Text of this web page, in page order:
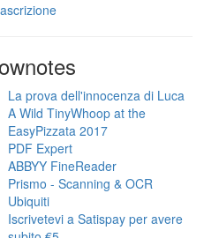
La prova dell'innocenza di Luca
A Wild TinyWhoop at the
EasyPizzata 2017
PDF Expert
ABBYY FineReader
Prismo - Scanning & OCR
Ubiquiti
Iscrivetevi a Satispay per avere